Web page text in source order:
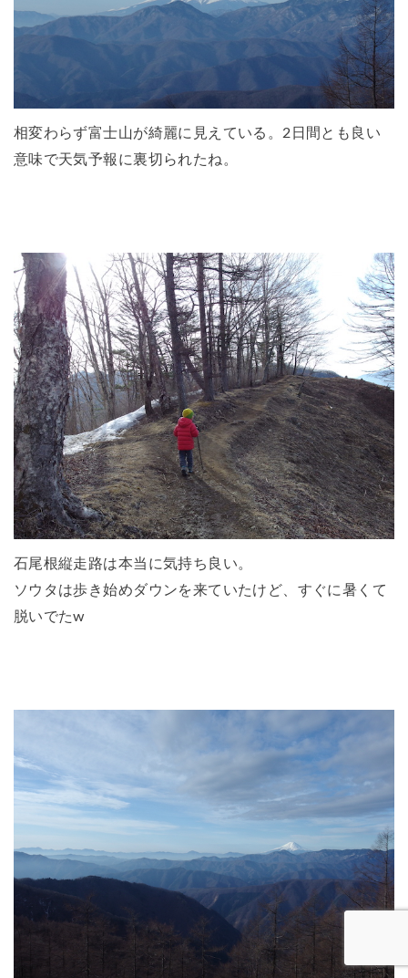
相変わらず富士山が綺麗に見えている。2日間とも良い
意味で天気予報に裏切られたね。
石尾根縦走路は本当に気持ち良い。
ソウタは歩き始めダウンを来ていたけど、すぐに暑くて
脱いでたw